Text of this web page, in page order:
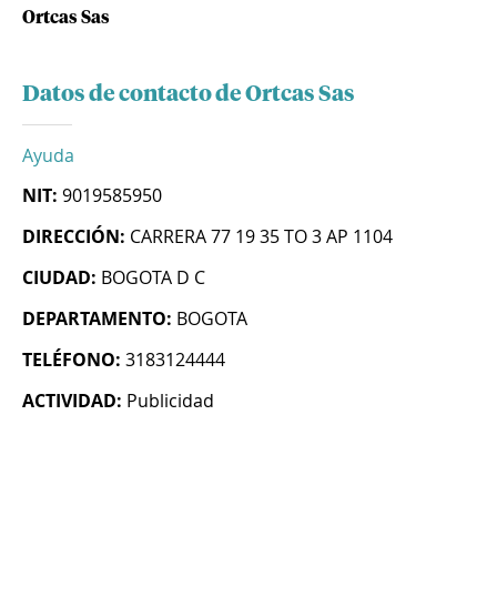
Ortcas Sas
Datos de contacto de Ortcas Sas
Ayuda
NIT: 9019585950
DIRECCIÓN: CARRERA 77 19 35 TO 3 AP 1104
CIUDAD: BOGOTA D C
DEPARTAMENTO: BOGOTA
TELÉFONO: 3183124444
ACTIVIDAD: Publicidad